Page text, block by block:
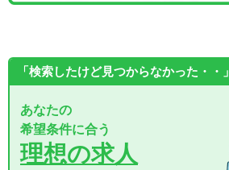
「検索したけど見つからなかった・・」
あなたの
希望条件に合う
理想の求人